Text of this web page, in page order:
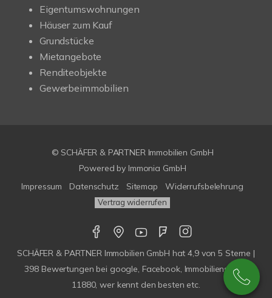
Eigentumswohnungen
Häuser zum Kauf
Grundstücke
Mietangebote
Renditeobjekte
Gewerbeimmobilien
© SCHÄFER & PARTNER Immobilien GmbH
Powered by Immonia GmbH
Impressum
Datenschutz Sitemap Widerrufsbelehrung
Vertrag widerrufen
SCHÄFER & PARTNER Immobilien GmbH hat4,9von5 Sterne |
398 Bewertungen bei google, Facebook, Immobilienscout,
11880, wer kennt den besten etc.